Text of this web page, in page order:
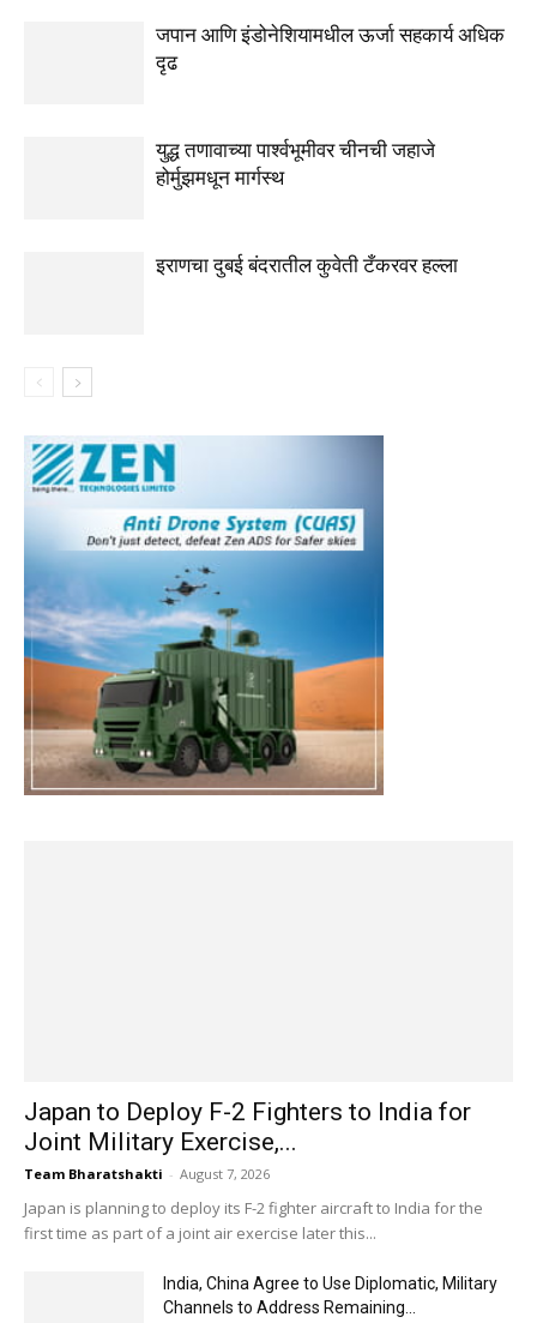
जपान आणि इंडोनेशियामधील ऊर्जा सहकार्य अधिक
दृढ
युद्ध तणावाच्या पार्श्वभूमीवर चीनची जहाजे
होर्मुझमधून मार्गस्थ
इराणचा दुबई बंदरातील कुवेती टँकरवर हल्ला
Japan to Deploy F-2 Fighters to India for
Joint Military Exercise,...
Team Bharatshakti - August 7, 2026
Japan is planning to deploy its F-2 fighter aircraft to India for the
first time as part of a joint air exercise later this...
India, China Agree to Use Diplomatic, Military
Channels to Address Remaining...